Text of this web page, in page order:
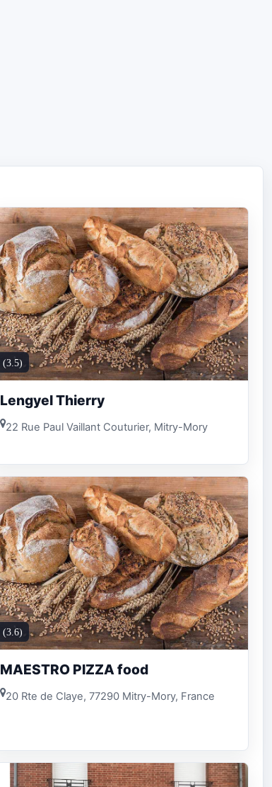
(3.5)
Lengyel Thierry
22 Rue Paul Vaillant Couturier, Mitry-Mory
(3.6)
MAESTRO PIZZA food
20 Rte de Claye, 77290 Mitry-Mory, France